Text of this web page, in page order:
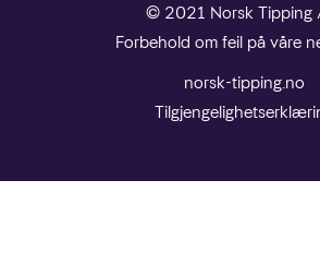
© 2021 Norsk Tipping
Forbehold om feil på våre
norsk-tipping.no